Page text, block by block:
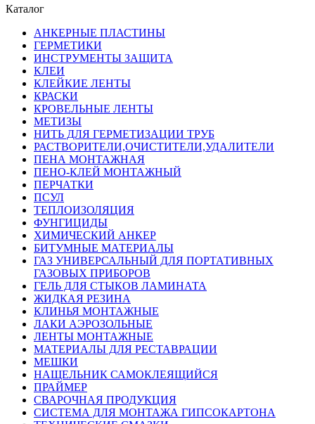
Каталог
АНКЕРНЫЕ ПЛАСТИНЫ
ГЕРМЕТИКИ
ИНСТРУМЕНТЫ ЗАЩИТА
КЛЕИ
КЛЕЙКИЕ ЛЕНТЫ
КРАСКИ
КРОВЕЛЬНЫЕ ЛЕНТЫ
МЕТИЗЫ
НИТЬ ДЛЯ ГЕРМЕТИЗАЦИИ ТРУБ
РАСТВОРИТЕЛИ,ОЧИСТИТЕЛИ,УДАЛИТЕЛИ
ПЕНА МОНТАЖНАЯ
ПЕНО-КЛЕЙ МОНТАЖНЫЙ
ПЕРЧАТКИ
ПСУЛ
ТЕПЛОИЗОЛЯЦИЯ
ФУНГИЦИДЫ
ХИМИЧЕСКИЙ АНКЕР
БИТУМНЫЕ МАТЕРИАЛЫ
ГАЗ УНИВЕРСАЛЬНЫЙ ДЛЯ ПОРТАТИВНЫХ
ГАЗОВЫХ ПРИБОРОВ
ГЕЛЬ ДЛЯ СТЫКОВ ЛАМИНАТА
ЖИДКАЯ РЕЗИНА
КЛИНЬЯ МОНТАЖНЫЕ
ЛАКИ АЭРОЗОЛЬНЫЕ
ЛЕНТЫ МОНТАЖНЫЕ
МАТЕРИАЛЫ ДЛЯ РЕСТАВРАЦИИ
МЕШКИ
НАЩЕЛЬНИК САМОКЛЕЯЩИЙСЯ
ПРАЙМЕР
СВАРОЧНАЯ ПРОДУКЦИЯ
СИСТЕМА ДЛЯ МОНТАЖА ГИПСОКАРТОНА